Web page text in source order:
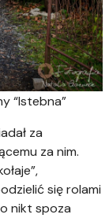
“Istebna”
za
za nim.
się rolami
nikt spoza